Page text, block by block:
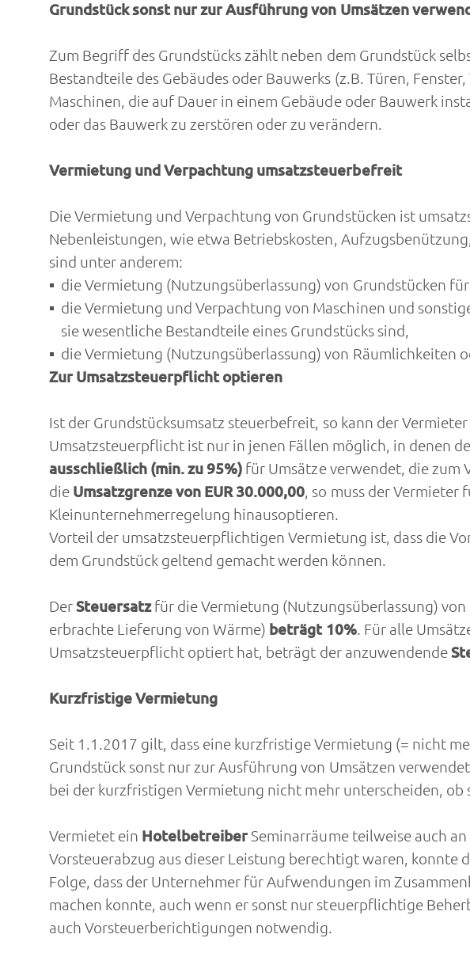
Grundstück sonst nur zur Ausführung von Umsätzen
Zum Begriff des Grundstücks zählt neben dem Grundstück
Bestandteile des Gebäudes oder Bauwerks (z.B. Türen,
Maschinen, die auf Dauer in einem Gebäude oder Bauwerk
oder das Bauwerk zu zerstören oder zu verändern.
Vermietung und Verpachtung umsatzsteuerbefreit
Die Vermietung und Verpachtung von Grundstücken ist
Nebenleistungen, wie etwa Betriebskosten,
sind unter anderem:
die Vermietung (Nutzungsüberlassung) von Grundstücken
die Vermietung und Verpachtung von Maschinen und
sie wesentliche Bestandteile eines Grundstücks sind,
die Vermietung (Nutzungsüberlassung) von Räumlichkeiten
Zur Umsatzsteuerpflicht optieren
Ist der Grundstücksumsatz steuerbefreit, so kann der
Umsatzsteuerpflicht ist nur in jenen Fällen möglich, in denen
ausschließlich (min. zu 95%) für Umsätze verwendet, die zum
die Umsatzgrenze von EUR 30.000,00, so muss der
Kleinunternehmerregelung hinausoptieren.
Vorteil der umsatzsteuerpflichtigen Vermietung ist, dass die
dem Grundstück geltend gemacht werden können.
DerSteuersatzfür die Vermietung (Nutzungsüberlassung)
erbrachte Lieferung von Wärme) beträgt 10%. Für alle
Umsatzsteuerpflicht optiert hat, beträgt der anzuwendende
Kurzfristige Vermietung
Seit 1.1.2017 gilt, dass eine kurzfristige Vermietung (= nicht
Grundstück sonst nur zur Ausführung von Umsätzen
bei der kurzfristigen Vermietung nicht mehr unterscheiden,
Vermietet ein HotelbetreiberSeminarräume teilweise auch
Vorsteuerabzug aus dieser Leistung berechtigt waren,
Folge, dass der Unternehmer für Aufwendungen im
machen konnte, auch wenn er sonst nur steuerpflichtige
auch Vorsteuerberichtigungen notwendig.